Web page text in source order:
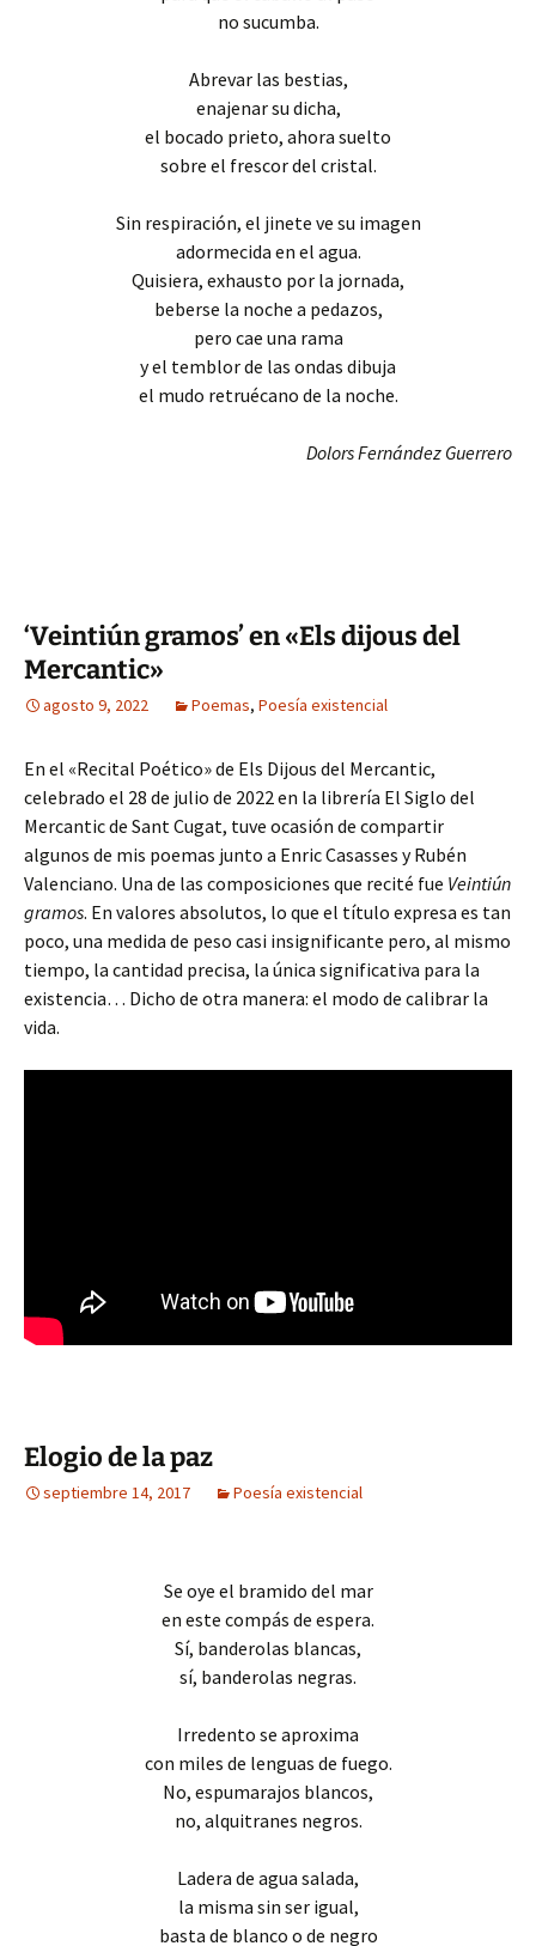
no sucumba.
Abrevar las bestias,
enajenar su dicha,
el bocado prieto, ahora suelto
sobre el frescor del cristal.
Sin respiración, el jinete ve su imagen
adormecida en el agua.
Quisiera, exhausto por la jornada,
beberse la noche a pedazos,
pero cae una rama
y el temblor de las ondas dibuja
el mudo retruécano de la noche.
Dolors Fernández Guerrero
‘Veintiún gramos’ en «Els dijous del
Mercantic»
agosto 9, 2022 Poemas, Poesía existencial
En el «Recital Poético» de Els Dijous del Mercantic,
celebrado el 28 de julio de 2022 en la librería El Siglo del
Mercantic de Sant Cugat, tuve ocasión de compartir
algunos de mis poemas junto a Enric Casasses y Rubén
Valenciano. Una de las composiciones que recité fue Veintiún
gramos. En valores absolutos, lo que el título expresa es tan
poco, una medida de peso casi insignificante pero, al mismo
tiempo, la cantidad precisa, la única significativa para la
existencia… Dicho de otra manera: el modo de calibrar la
vida.
Elogio de la paz
septiembre 14, 2017 Poesía existencial
Se oye el bramido del mar
en este compás de espera.
Sí, banderolas blancas,
sí, banderolas negras.
Irredento se aproxima
con miles de lenguas de fuego.
No, espumarajos blancos,
no, alquitranes negros.
Ladera de agua salada,
la misma sin ser igual,
basta de blanco o de negro